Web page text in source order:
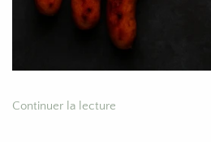
Continuer la lecture